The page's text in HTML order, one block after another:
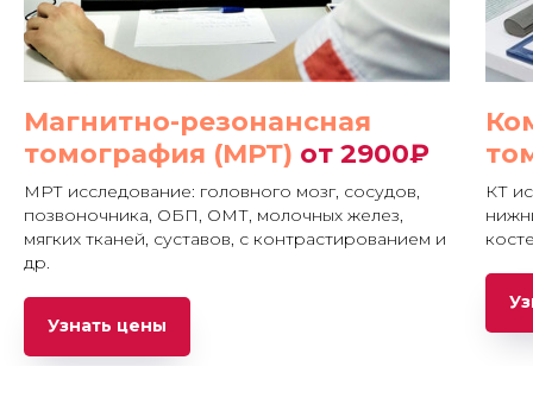
Магнитно-резонансная
томография (МРТ) от 2900₽
МРТ исследование: головного мозг, сосудов,
позвоночника, ОБП, ОМТ, молочных желез,
мягких тканей, суставов, с контрастированием и
др.
Узнать цены
КТ